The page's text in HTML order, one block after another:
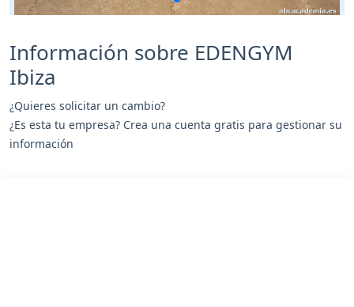
Información sobre EDENGYM
Ibiza
¿Quieres solicitar un cambio?
¿Es esta tu empresa? Crea una cuenta gratis para gestionar su
información